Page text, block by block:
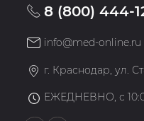
8 (800) 444-
info@med-online.ru
г. Краснодар, ул.
ЕЖЕДНЕВНО, с